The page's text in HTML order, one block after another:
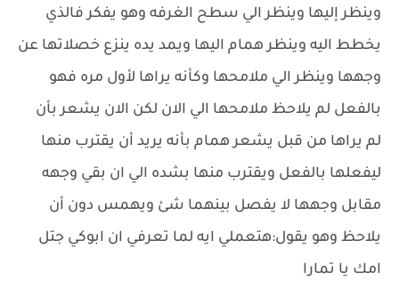
وينظر إليها وينظر الي سطح الغرفه وهو يفكر فالذي
يخطط اليه وينظر همام اليها ويمد يده ينزع خصلاتها عن
وجهها وينظر الي ملامحها وكأنه يراها لأول مره فهو
بالفعل لم يلاحظ ملامحها الي الان لكن الان يشعر بأن
لم يراها من قبل يشعر همام بأنه يريد أن يقترب منها
ليفعلها بالفعل ويقترب منها بشده الي ان بقي وجهه
مقابل وجهها لا يفصل بينهما شئ ويهمس دون أن
يلاحظ وهو يقول:هتعملي ايه لما تعرفي ان ابوكي جتل
امك يا تمارا